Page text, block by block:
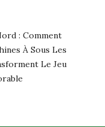
: Comment
À Sous Les
Le Jeu